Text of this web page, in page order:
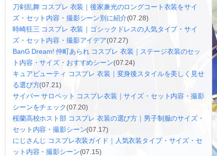
刀剣乱舞 コスプレ 衣装｜後家兼光のロングコート衣装をサイ
ズ・セット内容・撮影シーン別に紹介(07.28)
時崎狂三 コスプレ 衣装｜ゴシックドレスの人気タイプ・サイ
ズ・セット内容・撮影アイデア(07.27)
BanG Dream! 仲町あられ コスプレ 衣装｜ステージ衣装のセッ
ト内容・サイズ・おすすめシーン(07.24)
キュアビューティ コスプレ 衣装｜変身後スタイルを美しく見せ
る選び方(07.21)
サイバー サロペット コスプレ衣装｜サイズ・セット内容・撮影
シーンをチェック(07.20)
桜蘭高校ホスト部 コスプレ 衣装の選び方｜男子制服のサイズ・
セット内容・撮影シーン(07.17)
にじさんじ コスプレ衣装ガイド｜人気衣装タイプ・サイズ・セ
ット内容・撮影シーン(07.15)